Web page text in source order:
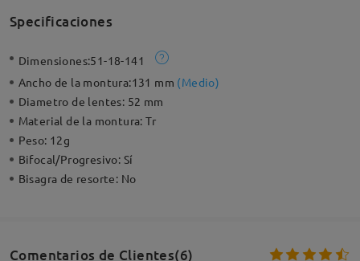
Specificaciones
Dimensiones:51-18-141
Ancho de la montura:131 mm (Medio)
Diametro de lentes: 52 mm
Material de la montura:Tr
Peso: 12g
Bifocal/Progresivo: Sí
Bisagra de resorte: No
Comentarios de Clientes(6)